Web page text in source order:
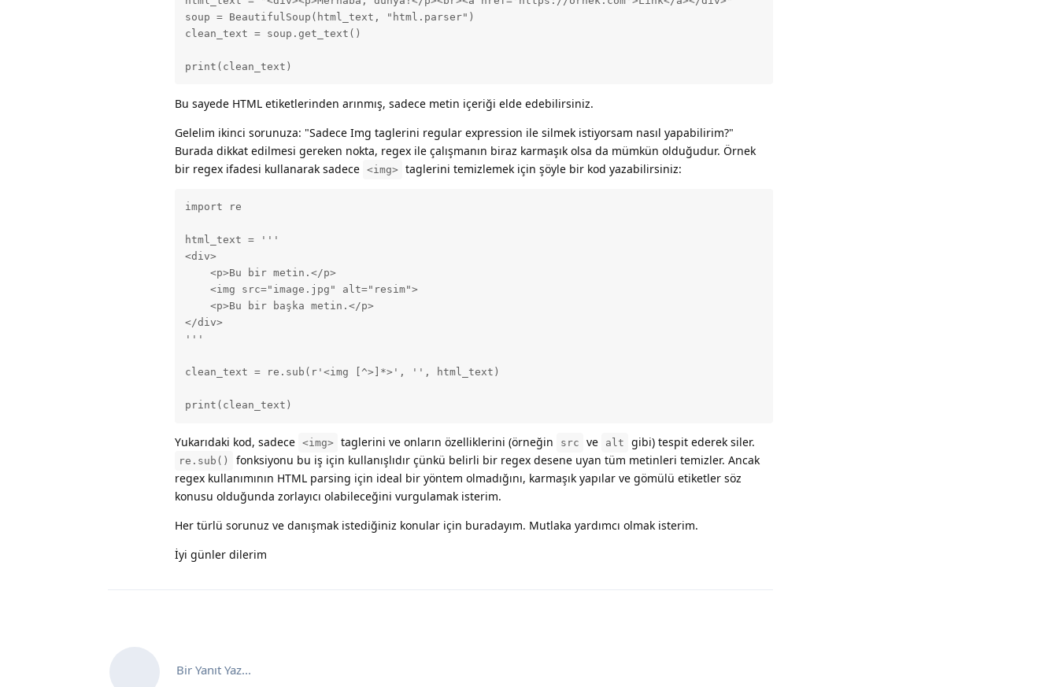
soup = BeautifulSoup(html_text, "html.parser")
clean_text = soup.get_text()
print(clean_text)
Bu sayede HTML etiketlerinden arınmış, sadece metin içeriği elde edebilirsiniz.
Gelelim ikinci sorunuza: "Sadece Img taglerini regular expression ile silmek istiyorsam nasıl yapabilirim?"
Burada dikkat edilmesi gereken nokta, regex ile çalışmanın biraz karmaşık olsa da mümkün olduğudur. Örnek
bir regex ifadesi kullanarak sadece <img> taglerini temizlemek için şöyle bir kod yazabilirsiniz:
import re
html_text = '''
<div>
    <p>Bu bir metin.</p>
    <img src="image.jpg" alt="resim">
    <p>Bu bir başka metin.</p>
</div>
'''
clean_text = re.sub(r'<img [^>]*>', '', html_text)
print(clean_text)
Yukarıdaki kod, sadece <img> taglerini ve onların özelliklerini (örneğin src ve alt gibi) tespit ederek siler.
re.sub()
fonksiyonu bu iş için kullanışlıdır çünkü belirli bir regex desene uyan tüm metinleri temizler. Ancak
regex kullanımının HTML parsing için ideal bir yöntem olmadığını, karmaşık yapılar ve gömülü etiketler söz
konusu olduğunda zorlayıcı olabileceğini vurgulamak isterim.
Her türlü sorunuz ve danışmak istediğiniz konular için buradayım. Mutlaka yardımcı olmak isterim.
İyi günler dilerim
Bir Yanıt Yaz...